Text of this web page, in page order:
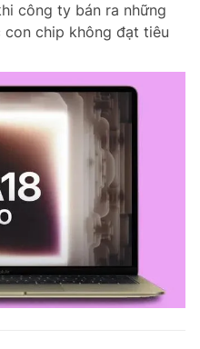
công ty bán ra những
chip không đạt tiêu